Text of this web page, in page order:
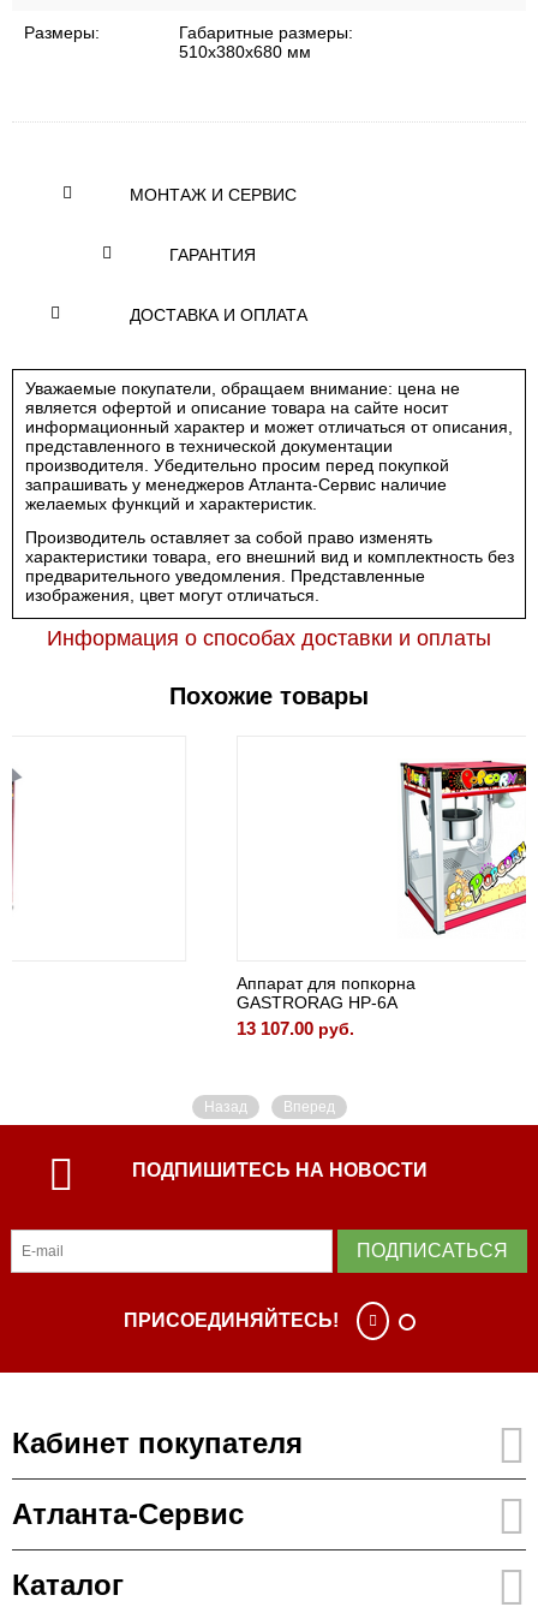
Размеры:
Габаритные размеры:
510x380x680 мм
МОНТАЖ И СЕРВИС
ГАРАНТИЯ
ДОСТАВКА И ОПЛАТА
Уважаемые покупатели, обращаем внимание: цена не
является офертой и описание товара на сайте носит
информационный характер и может отличаться от описания,
представленного в технической документации
производителя. Убедительно просим перед покупкой
запрашивать у менеджеров Атланта-Сервис наличие
желаемых функций и характеристик.
Производитель оставляет за собой право изменять
характеристики товара, его внешний вид и комплектность без
предварительного уведомления. Представленные
изображения, цвет могут отличаться.
Информация о способах доставки и оплаты
Похожие товары
Назад Вперед
ПОДПИШИТЕСЬ НА НОВОСТИ
ПОДПИСАТЬСЯ
ПРИСОЕДИНЯЙТЕСЬ!
Кабинет покупателя
Атланта-Сервис
Каталог